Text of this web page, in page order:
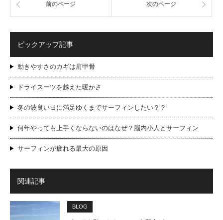
前のページ 次のページ
ピックアップ記事
動きやすさのカギは肩甲骨
ドライスーツを越えた暖かさ
冬の波良い日に満足ゆくまでサーフィンしたい？？
何年やっても上手くならないのはなぜ？脳内小人とサーフィン
サーフィンが疲れる最大の原因
関連記事
BLOG